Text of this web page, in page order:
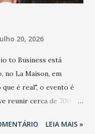
não so...
20, 2026
to Business está
no La Maison, em
é real", o evento é
reunir cerca de 700
2022, o NM2B
LEIA MAIS »